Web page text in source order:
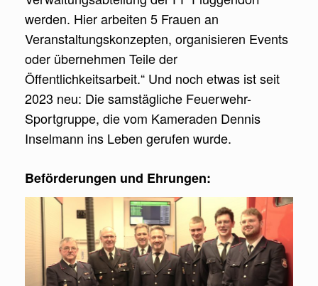
werden. Hier arbeiten 5 Frauen an
Veranstaltungskonzepten, organisieren Events
oder übernehmen Teile der
Öffentlichkeitsarbeit.“ Und noch etwas ist seit
2023 neu: Die samstägliche Feuerwehr-
Sportgruppe, die vom Kameraden Dennis
Inselmann ins Leben gerufen wurde.
Beförderungen und Ehrungen: